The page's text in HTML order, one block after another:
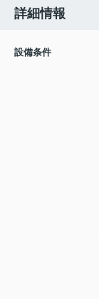
詳細情報
設備条件